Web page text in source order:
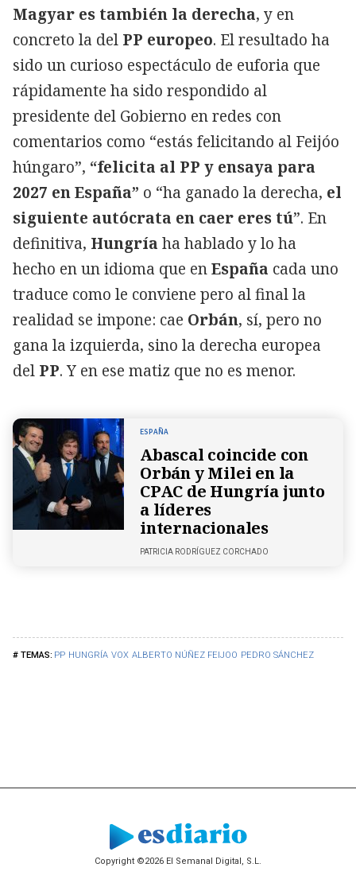
PP HUNGRÍA VOX ALBERTO NÚÑEZ FEIJOO PEDRO SÁNCHEZ
Magyar es también la derecha, y en
concreto la del PP europeo. El resultado ha
sido un curioso espectáculo de euforia que
rápidamente ha sido respondido al
presidente del Gobierno en redes con
comentarios como “estás felicitando al Feijóo
húngaro”, “felicita al PP y ensaya para
2027 en España” o “ha ganado la derecha, el
siguiente autócrata en caer eres tú”. En
definitiva, Hungría ha hablado y lo ha
hecho en un idioma que enEspaña cada uno
traduce como le conviene pero al final la
realidad se impone: cae Orbán, sí, pero no
gana la izquierda, sino la derecha europea
del PP. Y en ese matiz que no es menor.
ESPAÑA
Abascal coincide con
Orbán y Milei en la
CPAC de Hungría junto
a líderes
internacionales
PATRICIA RODRÍGUEZ CORCHADO
Copyright ©2026 El Semanal Digital, S.L.